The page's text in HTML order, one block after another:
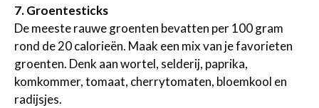
7. Groentesticks
De meeste rauwe groenten bevatten per 100 gram
rond de 20 calorieën. Maak een mix van je favorieten
groenten. Denk aan wortel, selderij, paprika,
komkommer, tomaat, cherrytomaten, bloemkool en
radijsjes.